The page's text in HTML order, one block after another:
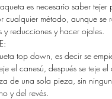
es necesario saber
cualquier método, aunque
y reducciones y hacer ojales.
top down, es decir se
el canesú, después se teje
de una sola pieza, sin
y del revés.